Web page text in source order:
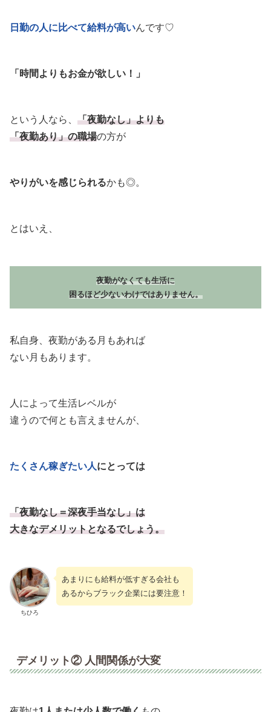
日勤の人に比べて給料が高いんです♡
「時間よりもお金が欲しい！」
という人なら、 「夜勤なし」よりも
「夜勤あり」の職場の方が
やりがいを感じられるかも◎。
とはいえ、
夜勤がなくても生活に
困るほど少ないわけではありません。
私自身、夜勤がある月もあれば
ない月もあります。
人によって生活レベルが
違うので何とも言えませんが、
たくさん稼ぎたい人にとっては
「夜勤なし＝深夜手当なし」は
大きなデメリットとなるでしょう。
ちひろ
あまりにも給料が低すぎる会社も
あるからブラック企業には要注意！
デメリット② 人間関係が大変